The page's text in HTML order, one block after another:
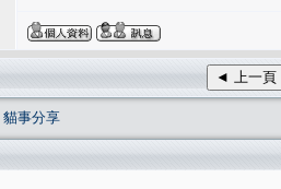
◄ 上一頁
貓事分享